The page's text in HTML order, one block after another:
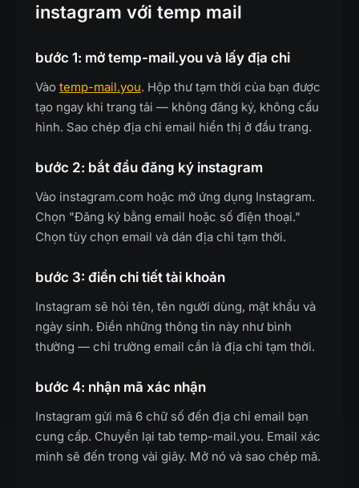
instagram với temp mail
bước 1: mở temp-mail.you và lấy địa chỉ
Vào temp-mail.you. Hộp thư tạm thời của bạn được
tạo ngay khi trang tải — không đăng ký, không cấu
hình. Sao chép địa chỉ email hiển thị ở đầu trang.
bước 2: bắt đầu đăng ký instagram
Vào instagram.com hoặc mở ứng dụng Instagram.
Chọn "Đăng ký bằng email hoặc số điện thoại."
Chọn tùy chọn email và dán địa chỉ tạm thời.
bước 3: điền chi tiết tài khoản
Instagram sẽ hỏi tên, tên người dùng, mật khẩu và
ngày sinh. Điền những thông tin này như bình
thường — chỉ trường email cần là địa chỉ tạm thời.
bước 4: nhận mã xác nhận
Instagram gửi mã 6 chữ số đến địa chỉ email bạn
cung cấp. Chuyển lại tab temp-mail.you. Email xác
minh sẽ đến trong vài giây. Mở nó và sao chép mã.